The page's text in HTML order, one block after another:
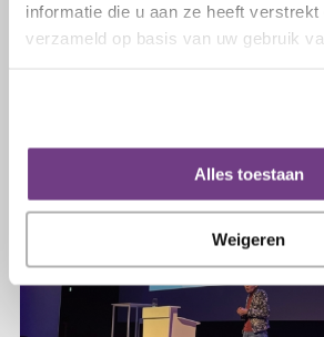
informatie die u aan ze heeft verstrekt
verzameld op basis van uw gebruik
Alles toestaan
Weigeren
Lees verder